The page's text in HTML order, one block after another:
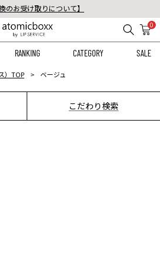
のお受け取りについて】
以上のご注文で送料無料！
0
RANKING CATEGORY SALE
）TOP ベージュ
こだわり検索